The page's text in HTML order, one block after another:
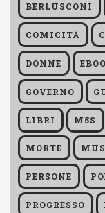
BERLUSCONI
COMICITÀ
DONNE
GOVERNO
LIBRI M5S
MORTE
PERSONE
PROGRESSO